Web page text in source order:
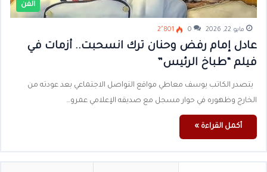
الفن
مايو 22, 2026 0 2٬801
عادل إمام رفض وحنان ترك انسحبت.. أزمات في
فيلم “طباخ الرئيس”
يتصدر الكاتب يوسف معاطي مواقع التواصل الاجتماعي بعد عودته من
الخارج وظهوره في حوار مسجل مع صديقه الإعلامي عمرو…
أكمل القراءة »